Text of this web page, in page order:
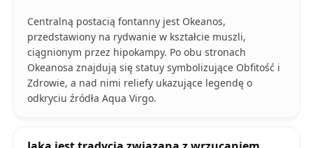
Centralną postacią fontanny jest Okeanos,
przedstawiony na rydwanie w kształcie muszli,
ciągnionym przez hipokampy. Po obu stronach
Okeanosa znajdują się statuy symbolizujące Obfitość i
Zdrowie, a nad nimi reliefy ukazujące legendę o
odkryciu źródła Aqua Virgo.